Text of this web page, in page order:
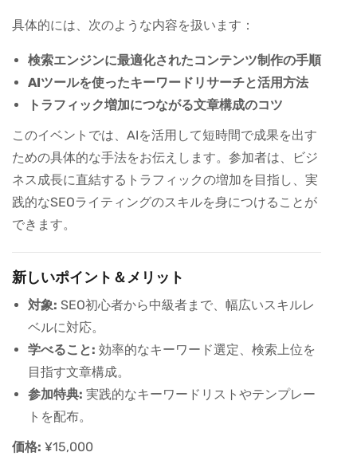
具体的には、次のような内容を扱います：
検索エンジンに最適化されたコンテンツ制作の手順
AIツールを使ったキーワードリサーチと活用方法
トラフィック増加につながる文章構成のコツ
このイベントでは、AIを活用して短時間で成果を出す
ための具体的な手法をお伝えします。参加者は、ビジ
ネス成長に直結するトラフィックの増加を目指し、実
践的なSEOライティングのスキルを身につけることが
できます。
新しいポイント＆メリット
対象: SEO初心者から中級者まで、幅広いスキルレ
ベルに対応。
学べること: 効率的なキーワード選定、検索上位を
目指す文章構成。
参加特典: 実践的なキーワードリストやテンプレー
トを配布。
価格: ¥15,000